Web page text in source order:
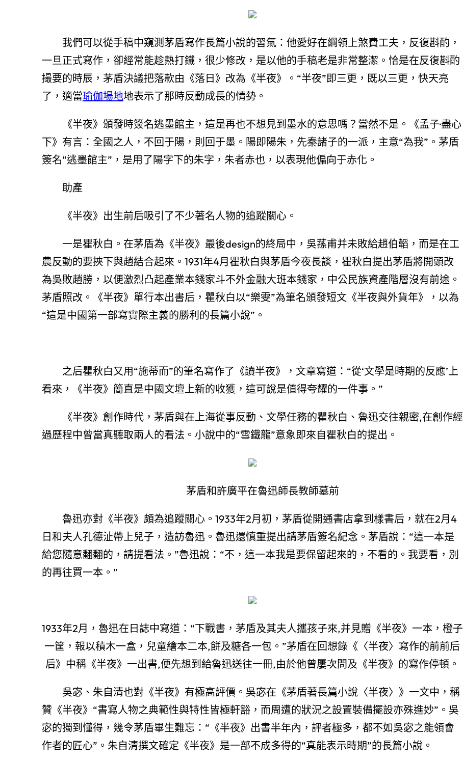
我們可以從手稿中窺測茅盾寫作長篇小說的習氣：他愛好在綱領上煞費工夫，反復斟酌，
一旦正式寫作，卻經常能趁熱打鐵，很少修改，是以他的手稿老是非常整潔。恰是在反復斟酌
撮要的時辰，茅盾決議把落款由《落日》改為《半夜》。“半夜”即三更，既以三更，快天亮
了，適當瑜伽場地地表示了那時反動成長的情勢。
《半夜》頒發時簽名逃墨館主，這是再也不想見到墨水的意思嗎？當然不是。《孟子·盡心
下》有言：全國之人，不回于陽，則回于墨。陽即陽朱，先秦諸子的一派，主意“為我”。茅盾
簽名“逃墨館主”，是用了陽字下的朱字，朱者赤也，以表現他偏向于赤化。
助產
《半夜》出生前后吸引了不少著名人物的追蹤關心。
一是瞿秋白。在茅盾為《半夜》最後design的終局中，吳蓀甫并未敗給趙伯韜，而是在工
農反動的要挾下與趙結合起來。1931年4月瞿秋白與茅盾今夜長談，瞿秋白提出茅盾將開頭改
為吳敗趙勝，以便激烈凸起產業本錢家斗不外金融大班本錢家，中公民族資產階層沒有前途。
茅盾照改。《半夜》單行本出書后，瞿秋白以“樂雯”為筆名頒發短文《半夜與外貨年》，以為
“這是中國第一部寫實際主義的勝利的長篇小說”。
之后瞿秋白又用“施蒂而”的筆名寫作了《讀半夜》，文章寫道：“從‘文學是時期的反應’上
看來，《半夜》簡直是中國文壇上新的收獲，這可說是值得夸耀的一件事。”
《半夜》創作時代，茅盾與在上海從事反動、文學任務的瞿秋白、魯迅交往親密,在創作經
過歷程中曾當真聽取兩人的看法。小說中的“雪鐵龍”意象即來自瞿秋白的提出。
茅盾和許廣平在魯迅師長教師墓前
魯迅亦對《半夜》頗為追蹤關心。1933年2月初，茅盾從開通書店拿到樣書后，就在2月4
日和夫人孔德沚帶上兒子，造訪魯迅。魯迅還慎重提出請茅盾簽名紀念。茅盾說：“這一本是
給您隨意翻翻的，請提看法。”魯迅說：“不，這一本我是要保留起來的，不看的。我要看，別
的再往買一本。”
1933年2月，魯迅在日誌中寫道：“下戰書，茅盾及其夫人攜孩子來,并見贈《半夜》一本，橙子
一筐，報以積木一盒，兒童繪本二本,餅及糖各一包。”茅盾在回想錄《〈半夜〉寫作的前前后
后》中稱《半夜》一出書,便先想到給魯迅送往一冊,由於他曾屢次問及《半夜》的寫作停頓。
吳宓、朱自清也對《半夜》有極高評價。吳宓在《茅盾著長篇小說〈半夜〉》一文中，稱
贊《半夜》“書寫人物之典範性與特性皆極軒豁，而周遭的狀況之設置裝備擺設亦殊進妙”。吳
宓的獨到懂得，幾令茅盾畢生難忘：“《半夜》出書半年內，評者極多，都不如吳宓之能領會
作者的匠心”。朱自清撰文確定《半夜》是一部不成多得的“真能表示時期”的長篇小說。